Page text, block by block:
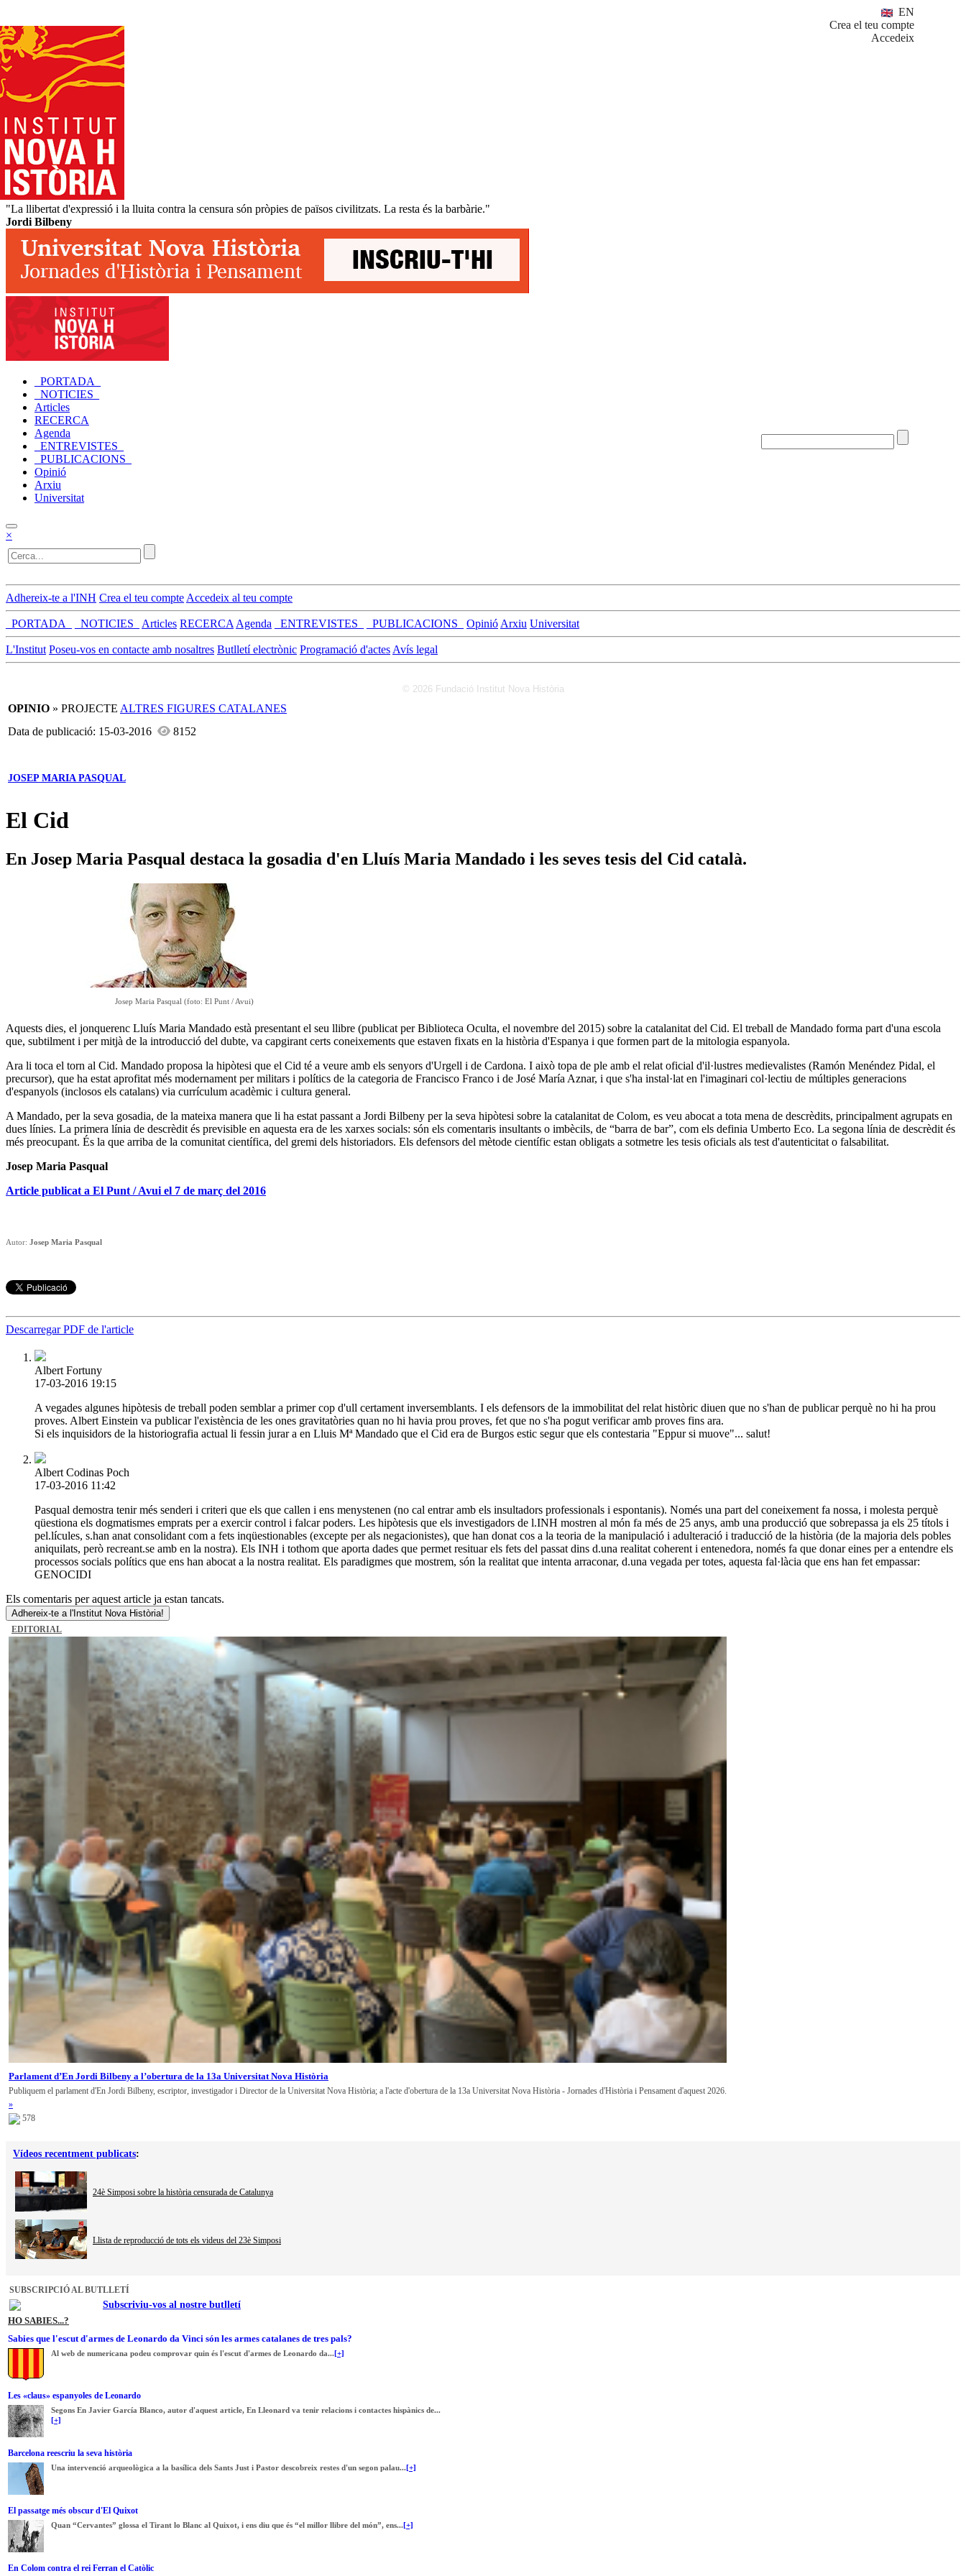
EN
Crea el teu compte
Accedeix
"La llibertat d'expressió i la lluita contra la censura són pròpies de països civilitzats. La resta és la barbàrie."
Jordi Bilbeny
_PORTADA_
_NOTICIES_
Articles
RECERCA
Agenda
_ENTREVISTES_
_PUBLICACIONS_
Opinió
Arxiu
Universitat
×
Adhereix-te a l'INH Crea el teu compte Accedeix al teu compte
_PORTADA_ _NOTICIES_ Articles RECERCA Agenda _ENTREVISTES_ _PUBLICACIONS_ Opinió Arxiu Universitat
L'Institut Poseu-vos en contacte amb nosaltres Butlletí electrònic Programació d'actes Avís legal
© 2026 Fundació Institut Nova Història
OPINIO » PROJECTE ALTRES FIGURES CATALANES
Data de publicació: 15-03-2016
8152
JOSEP MARIA PASQUAL
El Cid
En Josep Maria Pasqual destaca la gosadia d'en Lluís Maria Mandado i les seves tesis del Cid català.
Josep Maria Pasqual (foto: El Punt / Avui)
Aquests dies, el jonquerenc Lluís Maria Mandado està presentant el seu llibre (publicat per Biblioteca Oculta, el novembre del 2015) sobre la catalanitat del Cid. El treball de Mandado forma part d'una escola
que, subtilment i per mitjà de la introducció del dubte, va capgirant certs coneixements que estaven fixats en la història d'Espanya i que formen part de la mitologia espanyola.
Ara li toca el torn al Cid. Mandado proposa la hipòtesi que el Cid té a veure amb els senyors d'Urgell i de Cardona. I això topa de ple amb el relat oficial d'il·lustres medievalistes (Ramón Menéndez Pidal, el
precursor), que ha estat aprofitat més modernament per militars i polítics de la categoria de Francisco Franco i de José María Aznar, i que s'ha instal·lat en l'imaginari col·lectiu de múltiples generacions
d'espanyols (inclosos els catalans) via currículum acadèmic i cultura general.
A Mandado, per la seva gosadia, de la mateixa manera que li ha estat passant a Jordi Bilbeny per la seva hipòtesi sobre la catalanitat de Colom, es veu abocat a tota mena de descrèdits, principalment agrupats en
dues línies. La primera línia de descrèdit és previsible en aquesta era de les xarxes socials: són els comentaris insultants o imbècils, de “barra de bar”, com els definia Umberto Eco. La segona línia de descrèdit és
més preocupant. És la que arriba de la comunitat científica, del gremi dels historiadors. Els defensors del mètode científic estan obligats a sotmetre les tesis oficials als test d'autenticitat o falsabilitat.
Josep Maria Pasqual
Article publicat a El Punt / Avui el 7 de març del 2016
Autor: Josep Maria Pasqual
Descarregar PDF de l'article
Albert Fortuny
17-03-2016 19:15
A vegades algunes hipòtesis de treball poden semblar a primer cop d'ull certament inversemblants. I els defensors de la immobilitat del relat històric diuen que no s'han de publicar perquè no hi ha prou
proves. Albert Einstein va publicar l'existència de les ones gravitatòries quan no hi havia prou proves, fet que no s'ha pogut verificar amb proves fins ara.
Si els inquisidors de la historiografia actual li fessin jurar a en Lluis Mª Mandado que el Cid era de Burgos estic segur que els contestaria "Eppur si muove"... salut!
Albert Codinas Poch
17-03-2016 11:42
Pasqual demostra tenir més senderi i criteri que els que callen i ens menystenen (no cal entrar amb els insultadors professionals i espontanis). Només una part del coneixement fa nossa, i molesta perquè
qüestiona els dogmatismes emprats per a exercir control i falcar poders. Les hipòtesis que els investigadors de l.INH mostren al món fa més de 25 anys, amb una producció que sobrepassa ja els 25 títols i
pel.lícules, s.han anat consolidant com a fets inqüestionables (excepte per als negacionistes), que han donat cos a la teoria de la manipulació i adulteració i traducció de la història (de la majoria dels pobles
aniquilats, però recreant.se amb en la nostra). Els INH i tothom que aporta dades que permet resituar els fets del passat dins d.una realitat coherent i entenedora, només fa que donar eines per a entendre els
processos socials polítics que ens han abocat a la nostra realitat. Els paradigmes que mostrem, són la realitat que intenta arraconar, d.una vegada per totes, aquesta fal·làcia que ens han fet empassar:
GENOCIDI
Els comentaris per aquest article ja estan tancats.
Adhereix-te a l'Institut Nova Història!
EDITORIAL
Parlament d’En Jordi Bilbeny a l’obertura de la 13a Universitat Nova Història
Publiquem el parlament d'En Jordi Bilbeny, escriptor, investigador i Director de la Universitat Nova Història; a l'acte d'obertura de la 13a Universitat Nova Història - Jornades d'Història i Pensament d'aquest 2026.
»
578
Vídeos recentment publicats:
24è Simposi sobre la història censurada de Catalunya
Llista de reproducció de tots els videus del 23è Simposi
SUBSCRIPCIÓ AL BUTLLETÍ
Subscriviu-vos al nostre butlletí
HO SABIES...?
Sabies que l'escut d'armes de Leonardo da Vinci són les armes catalanes de tres pals?
Al web de numericana podeu comprovar quin és l'escut d'armes de Leonardo da...[+]
Les «claus» espanyoles de Leonardo
Segons En Javier García Blanco, autor d'aquest article, En Lleonard va tenir relacions i contactes hispànics de...
[+]
Barcelona reescriu la seva història
Una intervenció arqueològica a la basílica dels Sants Just i Pastor descobreix restes d'un segon palau...[+]
El passatge més obscur d'El Quixot
Quan “Cervantes” glossa el Tirant lo Blanc al Quixot, i ens diu que és “el millor llibre del món”, ens...[+]
En Colom contra el rei Ferran el Catòlic